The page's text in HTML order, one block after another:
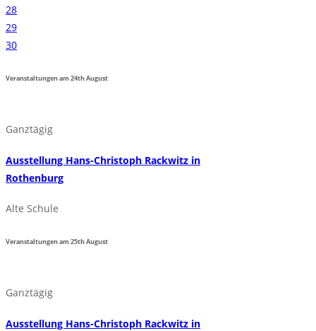
28
29
30
Veranstaltungen am24thAugust
Ganztägig
Ausstellung Hans-Christoph Rackwitz in
Rothenburg
Alte Schule
Veranstaltungen am25thAugust
Ganztägig
Ausstellung Hans-Christoph Rackwitz in